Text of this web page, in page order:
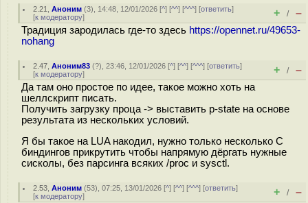
2.21 ,Аноним (3), 14:48, 12/01/2026 [^] [^^] [^^^] [ответить]
[к модератору] + / –
Традиция зародилась где-то здесь https://opennet.ru/49653-
nohang
2.47 ,Аноним83 (?), 23:46, 12/01/2026 [^] [^^] [^^^] [ответить]
[к модератору] + / –
Да там оно простое по идее, такое можно хоть на
шеллскрипт писать.
Получить загрузку проца -> выставить p-state на основе
результата из нескольких условий.
Я бы такое на LUA накодил, нужно только несколько С
биндингов прикрутить чтобы напрямую дёргать нужные
сисколы, без парсинга всяких /proc и sysctl.
2.53 ,Аноним (53), 07:25, 13/01/2026 [^] [^^] [^^^] [ответить]
[к модератору] + / –